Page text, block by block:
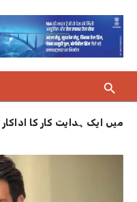
میں ایک ہدایت کار کا